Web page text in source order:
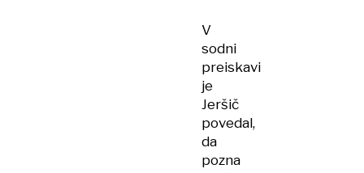
V
sodni
preiskavi
je
Jeršič
povedal,
da
pozna